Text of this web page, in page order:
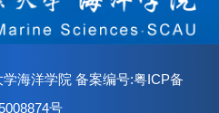
海洋学院 备案编号:粤ICP备
号